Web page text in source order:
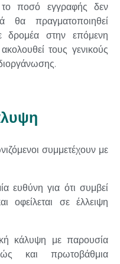
ποσό εγγραφής δεν
θα πραγματοποιηθεί
δρομέα στην επόμενη
τους γενικούς
συμμετέχουν με
ευθύνη για ότι συμβεί
οφείλεται σε έλλειψη
κάλυψη με παρουσία
και πρωτοβάθμια